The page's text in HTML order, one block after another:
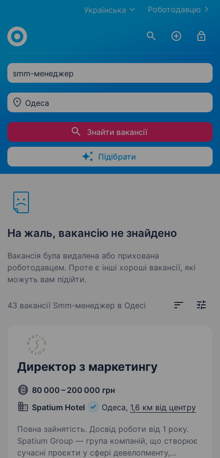
Роботодавцю
Українська
smm-менеджер
Одеса
Знайти вакансії
Підібрати
На жаль, вакансію не знайдено
Вакансія була видалена або прихована
роботодавцем. Проте є інші хороші вакансії, які
можуть вам підійти.
43 вакансії Smm-менеджер в Одесі
Директор з маркетингу
80 000 – 200 000 грн
Spatium Hotel
Одеса, 1,6 км від центру
Повна зайнятість. Досвід роботи від 1 року.
Spatium Group — група компаній, що створює
сучасні проєкти у сфері девелопменту,